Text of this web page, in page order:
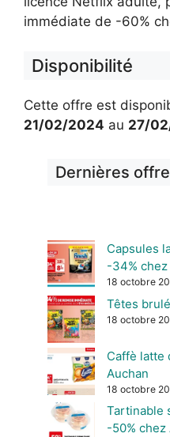
immédiate de -60%
Disponibilité
Cette offre est
21/02/2024 au 27/
Dernières
Capsules
-34% chez
18 octobre
Têtes
18 octobre
Caffè latte
Auchan
18 octobre
Tartinable
-50% chez